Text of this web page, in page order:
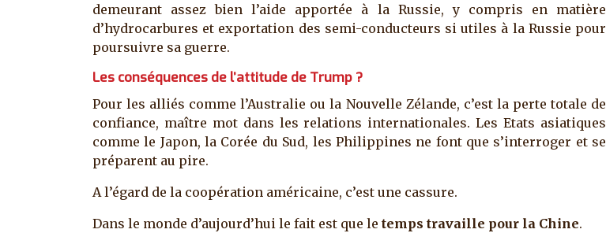
demeurant assez bien l’aide apportée à la Russie, y compris en matière
d’hydrocarbures et exportation des semi-conducteurs si utiles à la Russie pour
poursuivre sa guerre.
Les conséquences de l’attitude de Trump ?
Pour les alliés comme l’Australie ou la Nouvelle Zélande, c’est la perte totale de
confiance, maître mot dans les relations internationales. Les Etats asiatiques
comme le Japon, la Corée du Sud, les Philippines ne font que s’interroger et se
préparent au pire.
A l’égard de la coopération américaine, c’est une cassure.
Dans le monde d’aujourd’hui le fait est que le temps travaille pour la Chine.